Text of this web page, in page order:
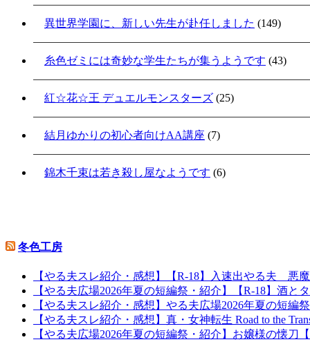
異世界学園に、新しい先生が赴任しました (149)
糸色ゼミには奇妙な学生たちが集うようです (43)
紅☆花☆王 デュエルモンスターズ (25)
結月ゆかりの初心者向けAA講座 (7)
錦木千束は若き殺し屋なようです (6)
冬色工房
【やる夫スレ紹介・感想】【R-18】入速出やる夫 悪
【やる夫広場2026年夏の短編祭・紹介】【R-18】酒
【やる夫スレ紹介・感想】やる夫広場2026年夏の短
【やる夫スレ紹介・感想】真・女神転生 Road to the
【やる夫広場2026年夏の短編祭・紹介】お嬢様の懐